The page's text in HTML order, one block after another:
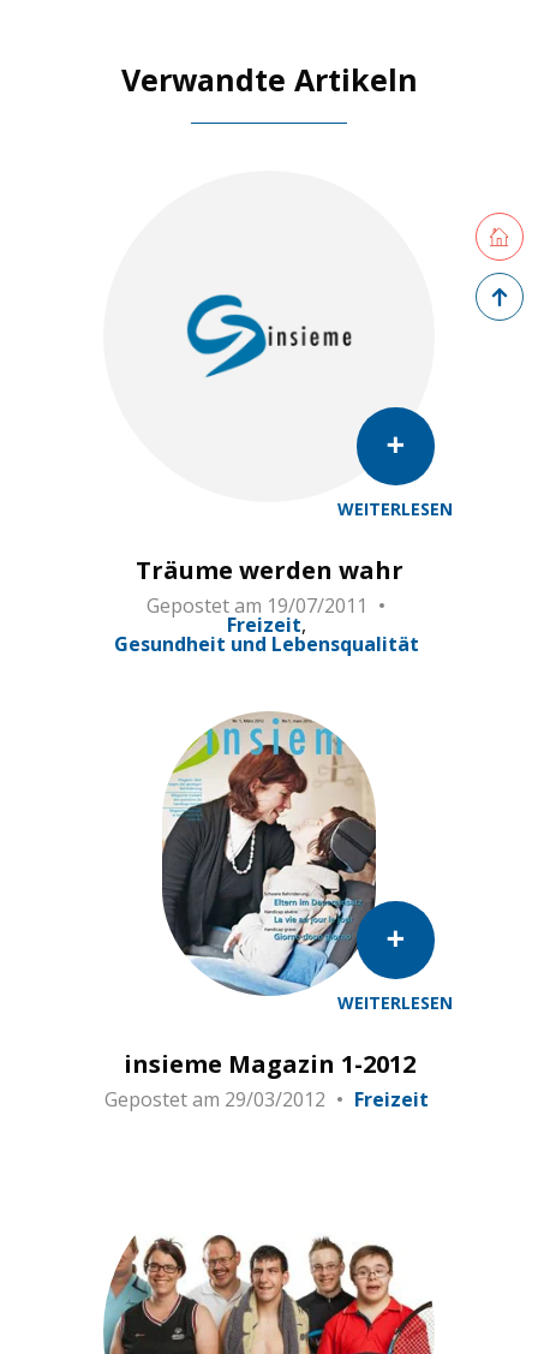
Verwandte Artikeln
WEITERLESEN
Träume werden wahr
Gepostet am 19/07/2011
Freizeit
Gesundheit und Lebensqualität
WEITERLESEN
insieme Magazin 1-2012
Gepostet am 29/03/2012 Freizeit
Zurück